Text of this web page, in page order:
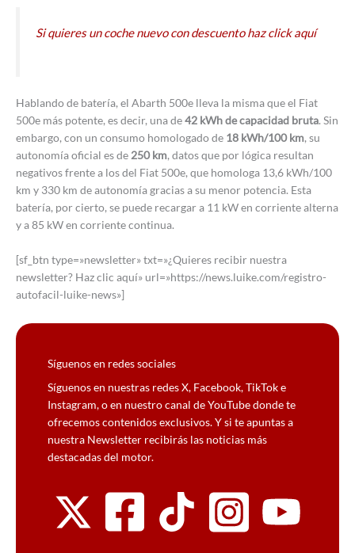
Si quieres un coche nuevo con descuento haz click aquí
Hablando de batería, el Abarth 500e lleva la misma que el Fiat
500e más potente, es decir, una de42 kWh de capacidad bruta. Sin
embargo, con un consumo homologado de 18 kWh/100 km, su
autonomía oficial es de 250 km, datos que por lógica resultan
negativos frente a los del Fiat 500e, que homologa 13,6 kWh/100
km y 330 km de autonomía gracias a su menor potencia. Esta
batería, por cierto, se puede recargar a 11 kW en corriente alterna
y a 85 kW en corriente continua.
[sf_btn type=»newsletter» txt=»¿Quieres recibir nuestra
newsletter? Haz clic aquí» url=»https://news.luike.com/registro-
autofacil-luike-news»]
Síguenos en redes sociales
Síguenos en nuestras redes X, Facebook, TikTok e
Instagram, o en nuestro canal de YouTube donde te
ofrecemos contenidos exclusivos. Y si te apuntas a
nuestra Newsletter recibirás las noticias más
destacadas del motor.